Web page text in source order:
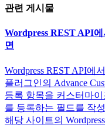
관련 게시물
Wordpress REST API
면
Wordpress REST API에
플러그인의 Advance
등록 항목을 커스터마
를 등록하는 필드를 작
해당 사이트의